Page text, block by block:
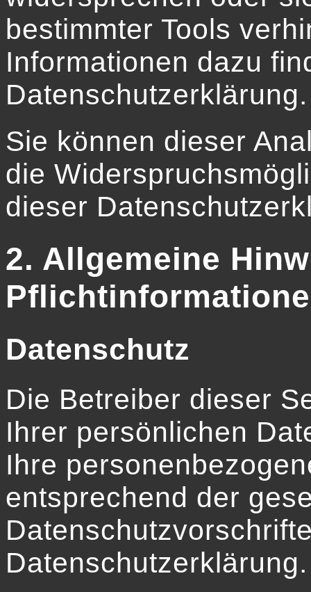
bestimmter Tools
Informationen dazu
Datenschutzerklärung.
Sie können dieser
die
dieser
2. Allgemeine
Datenschutz
Die Betreiber dieser
Ihrer persönlichen
Ihre
entsprechend der
Datenschutzerklärung.